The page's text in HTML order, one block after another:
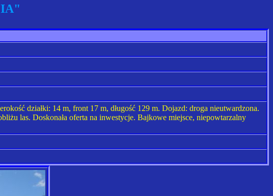
działki: 14 m, front 17 m, długość 129 m. Dojazd: droga nieutwardzona.
las. Doskonała oferta na inwestycje. Bajkowe miejsce, niepowtarzalny